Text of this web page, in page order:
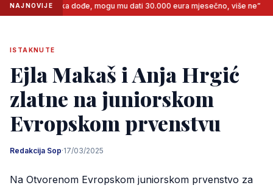
NAJNOVIJE
“Neka dođe, mogu mu dati 30.000 eura mjesečno, više ne”
ISTAKNUTE
Ejla Makaš i Anja Hrgić
zlatne na juniorskom
Evropskom prvenstvu
Redakcija Sop·17/03/2025
Na Otvorenom Evropskom juniorskom prvenstvo za